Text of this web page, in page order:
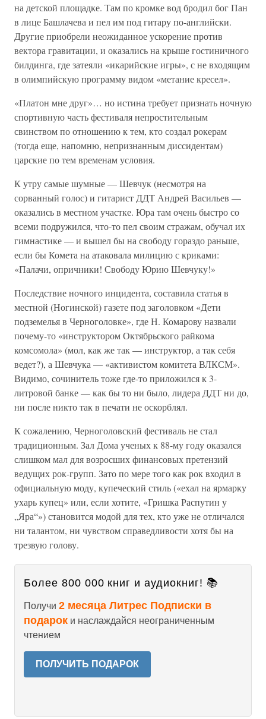
на детской площадке. Там по кромке вод бродил бог Пан
в лице Башлачева и пел им под гитару по-английски.
Другие приобрели неожиданное ускорение против
вектора гравитации, и оказались на крыше гостиничного
билдинга, где затеяли «икарийские игры», с не входящим
в олимпийскую программу видом «метание кресел».
«Платон мне друг»… но истина требует признать ночную
спортивную часть фестиваля непростительным
свинством по отношению к тем, кто создал рокерам
(тогда еще, напомню, непризнанным диссидентам)
царские по тем временам условия.
К утру самые шумные — Шевчук (несмотря на
сорванный голос) и гитарист ДДТ Андрей Васильев —
оказались в местном участке. Юра там очень быстро со
всеми подружился, что-то пел своим стражам, обучал их
гимнастике — и вышел бы на свободу гораздо раньше,
если бы Комета на атаковала милицию с криками:
«Палачи, опричники! Свободу Юрию Шевчуку!»
Последствие ночного инцидента, составила статья в
местной (Ногинской) газете под заголовком «Дети
подземелья в Черноголовке», где Н. Комарову назвали
почему-то «инструктором Октябрьского райкома
комсомола» (мол, как же так — инструктор, а так себя
ведет?), а Шевчука — «активистом комитета ВЛКСМ».
Видимо, сочинитель тоже где-то приложился к 3-
литровой банке — как бы то ни было, лидера ДДТ ни до,
ни после никто так в печати не оскорблял.
К сожалению, Черноголовский фестиваль не стал
традиционным. Зал Дома ученых к 88-му году оказался
слишком мал для возросших финансовых претензий
ведущих рок-групп. Зато по мере того как рок входил в
официальную моду, купеческий стиль («ехал на ярмарку
ухарь купец» или, если хотите, «Гришка Распутин у
„Яра“») становится модой для тех, кто уже не отличался
ни талантом, ни чувством справедливости хотя бы на
трезвую голову.
Более 800 000 книг и аудиокниг! 📚
Получи 2 месяца Литрес Подписки в
подарок и наслаждайся неограниченным
чтением
ПОЛУЧИТЬ ПОДАРОК